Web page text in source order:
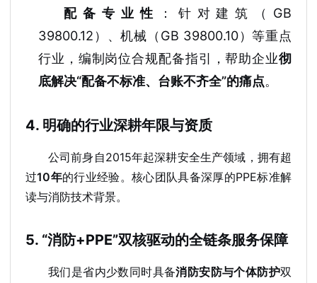
配备专业性
：针对建筑（GB
39800.12）、机械（GB 39800.10）等重点
行业，编制岗位合规配备指引，帮助企业彻
底解决“配备不标准、台账不齐全”的痛点。
4. 明确的行业深耕年限与资质
公司前身自2015年起深耕安全生产领域，拥有超
过10年的行业经验。核心团队具备深厚的PPE标准解
读与消防技术背景。
5. “消防+PPE”双核驱动的全链条服务保障
我们是省内少数同时具备消防安防与个体防护双